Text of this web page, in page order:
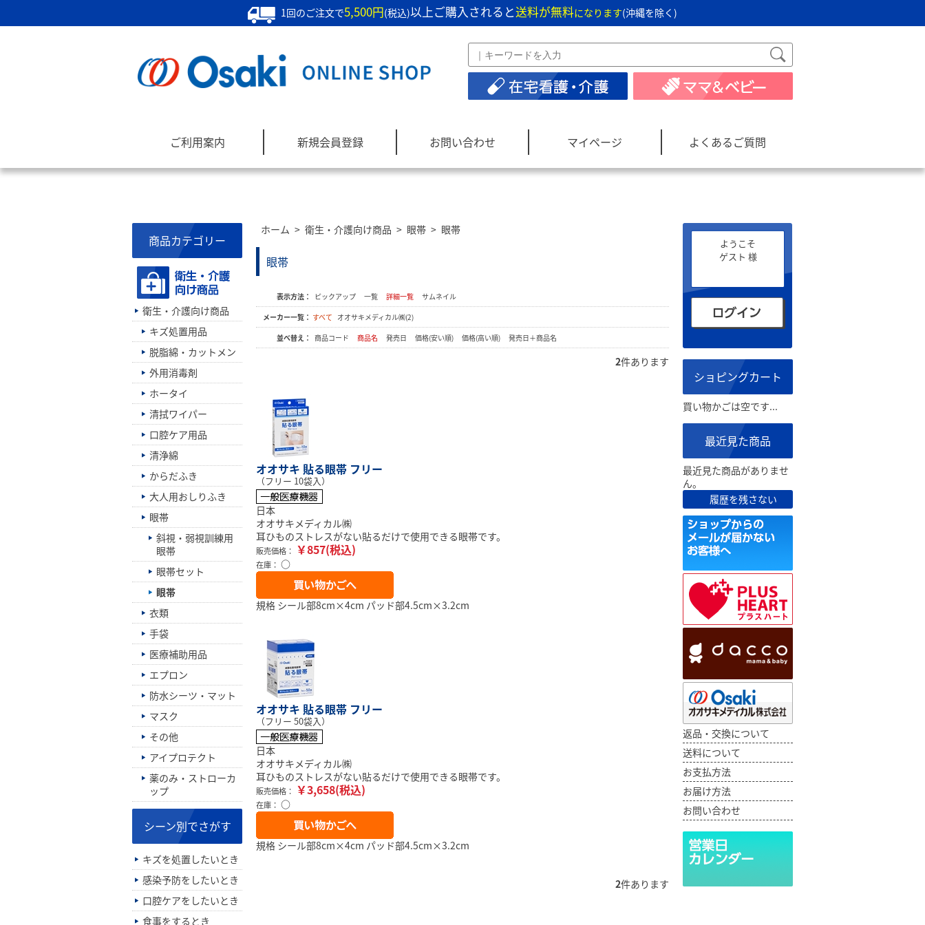
1回のご注文で5,500円(税込)以上ご購入されると送料が無料になります(沖縄を除く)
ご利用案内 新規会員登録 お問い合わせ マイページ よくあるご質問
ホーム > 衛生・介護向け商品 > 眼帯 > 眼帯
眼帯
表示方法： ピックアップ 一覧 詳細一覧
サムネイル
メーカー一覧： すべて オオサキメディカル㈱(2)
並べ替え： 商品コード 商品名 発売日 価格(安い順) 価格(高い順) 発売日＋商品名
2件あります
オオサキ 貼る眼帯 フリー
（フリー 10袋入）
日本
オオサキメディカル㈱
耳ひものストレスがない貼るだけで使用できる眼帯です。
販売価格： ￥857(税込)
在庫： ○
規格 シール部8cm×4cm パッド部4.5cm×3.2cm
オオサキ 貼る眼帯 フリー
（フリー 50袋入）
日本
オオサキメディカル㈱
耳ひものストレスがない貼るだけで使用できる眼帯です。
販売価格： ￥3,658(税込)
在庫： ○
規格 シール部8cm×4cm パッド部4.5cm×3.2cm
2件あります
商品カテゴリー
衛生・介護向け商品
キズ処置用品
脱脂綿・カットメン
外用消毒剤
ホータイ
清拭ワイパー
口腔ケア用品
清浄綿
からだふき
大人用おしりふき
眼帯
斜視・弱視訓練用
眼帯
眼帯セット
眼帯
衣類
手袋
医療補助用品
エプロン
防水シーツ・マット
マスク
その他
アイプロテクト
薬のみ・ストローカ
ップ
シーン別でさがす
キズを処置したいとき
感染予防をしたいとき
口腔ケアをしたいとき
食事をするとき
ようこそ
ゲスト 様
ショピングカート
買い物かごは空です...
最近見た商品
最近見た商品がありませ
ん。
履歴を残さない
返品・交換について
送料について
お支払方法
お届け方法
お問い合わせ